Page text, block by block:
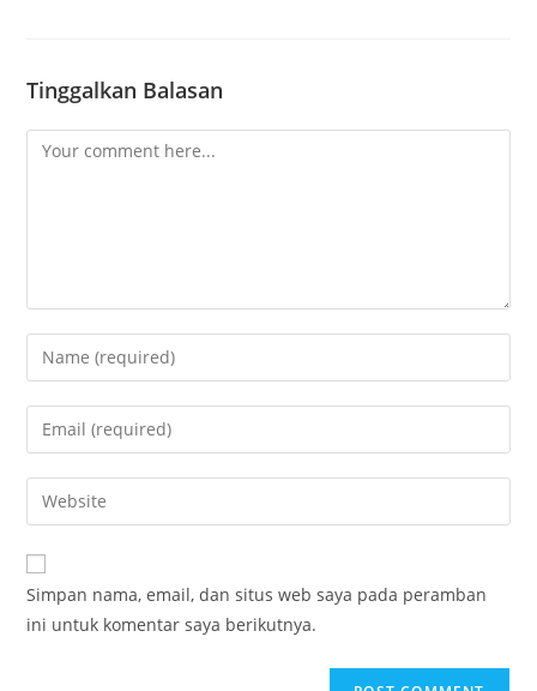
Tinggalkan Balasan
Comment
Enter
your
name
comment
Enter
your
email
address
comment
Enter
your
website
URL
(optional)
Simpan nama, email, dan situs web saya pada peramban
ini untuk komentar saya berikutnya.